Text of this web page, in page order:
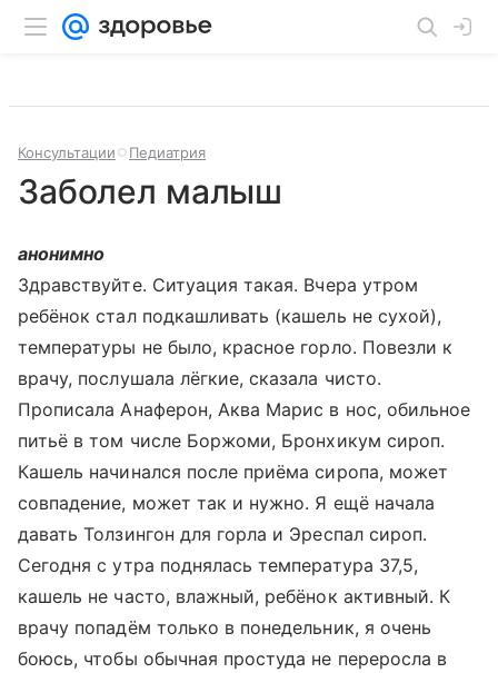
Консультации Педиатрия
Заболел малыш
анонимно
Здравствуйте. Ситуация такая. Вчера утром
ребёнок стал подкашливать (кашель не сухой),
температуры не было, красное горло. Повезли к
врачу, послушала лёгкие, сказала чисто.
Прописала Анаферон, Аква Марис в нос, обильное
питьё в том числе Боржоми, Бронхикум сироп.
Кашель начинался после приёма сиропа, может
совпадение, может так и нужно. Я ещё начала
давать Толзингон для горла и Эреспал сироп.
Сегодня с утра поднялась температура 37,5,
кашель не часто, влажный, ребёнок активный. К
врачу попадём только в понедельник, я очень
боюсь, чтобы обычная простуда не переросла в